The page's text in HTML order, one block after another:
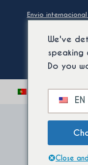
Envio
Alternar
infantil
We've
speaking
Do you
EN
Close